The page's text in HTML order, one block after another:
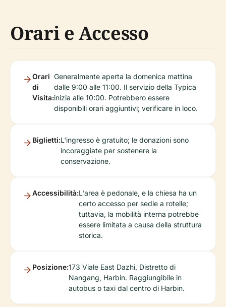
Orari e Accesso
Orari
di
Visita:
Generalmente aperta la domenica mattina
dalle 9:00 alle 11:00. Il servizio della Typica
inizia alle 10:00. Potrebbero essere
disponibili orari aggiuntivi; verificare in loco.
Biglietti:L'ingresso è gratuito; le donazioni sono
incoraggiate per sostenere la
conservazione.
Accessibilità:L'area è pedonale, e la chiesa ha un
certo accesso per sedie a rotelle;
tuttavia, la mobilità interna potrebbe
essere limitata a causa della struttura
storica.
Posizione:173 Viale East Dazhi, Distretto di
Nangang, Harbin. Raggiungibile in
autobus o taxi dal centro di Harbin.